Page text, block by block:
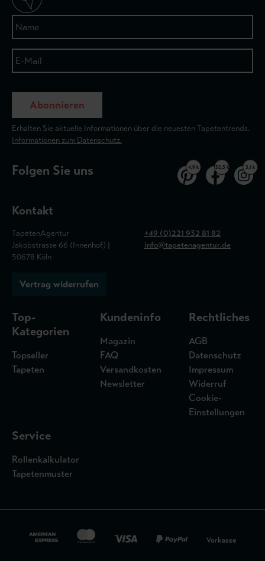
Abonnieren
Erhalten Sie aktuelle Informationen über die neuesten Tapetentrends.
Informationen zum Datenschutz.
Folgen Sie uns 4,9 k 32,5 k 3,1 k
Kontakt
TapetenAgentur
Jakobstrasse 66 (Innenhof) |
50678 Köln
+49 (0)221 932 81 82
info@tapetenagentur.de
Vertrag widerrufen
Top-
Kategorien
Topseller
Tapeten
Kundeninfo
Magazin
FAQ
Versandkosten
Newsletter
Rechtliches
AGB
Datenschutz
Impressum
Widerruf
Cookie-
Einstellungen
Service
Rollenkalkulator
Tapetenmuster